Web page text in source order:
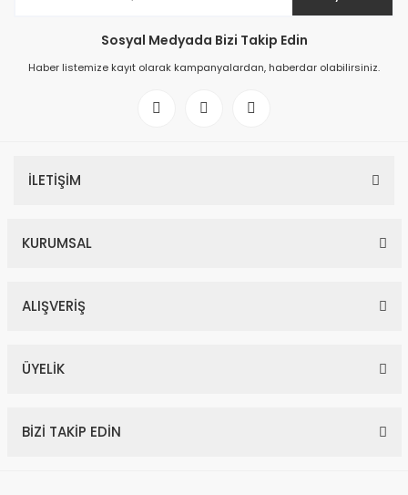
Sosyal Medyada Bizi Takip Edin
Haber listemize kayıt olarak kampanyalardan, haberdar olabilirsiniz.
İLETİŞİM
KURUMSAL
ALIŞVERİŞ
ÜYELİK
BİZİ TAKİP EDİN